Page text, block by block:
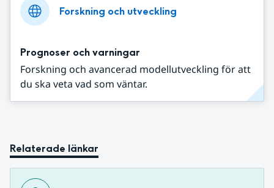
Forskning och utveckling
Prognoser och varningar
Forskning och avancerad modellutveckling för att
du ska veta vad som väntar.
Relaterade länkar